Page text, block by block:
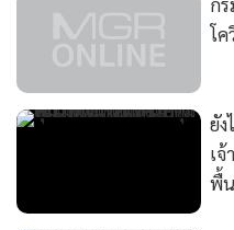
โค
ยั
เ
พื้